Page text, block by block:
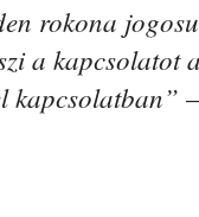
rokona
a kapcsolatot
kapcsolatban”